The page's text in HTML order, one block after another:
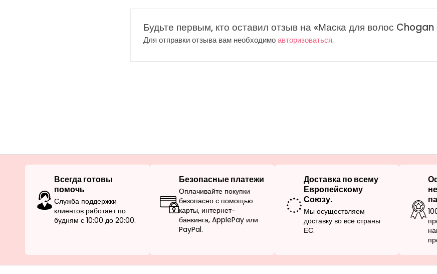
Будьте первым, кто оставил отзыв на «Маска для волос
Для отправки отзыва вам необходимоавторизоваться.
Всегда готовы
помочь
Служба поддержки
клиентов работает по
будням с 10:00 до 20:00.
Безопасные платежи
Оплачивайте покупки
безопасно с помощью
карты, интернет-
банкинга, ApplePay или
PayPal.
Доставка по всему
Европейскому
Союзу.
Мы осуществляем
доставку во все страны
ЕС.